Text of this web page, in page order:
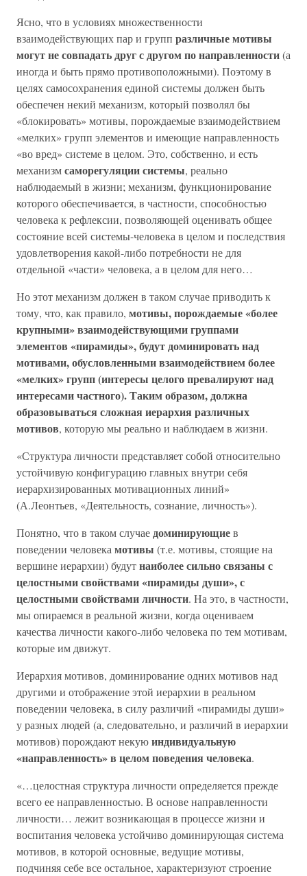
Ясно, что в условиях множественности
взаимодействующих пар и групп различные мотивы
могут не совпадать друг с другом по направленности(а
иногда и быть прямо противоположными). Поэтому в
целях самосохранения единой системы должен быть
обеспечен некий механизм, который позволял бы
«блокировать» мотивы, порождаемые взаимодействием
«мелких» групп элементов и имеющие направленность
«во вред» системе в целом. Это, собственно, и есть
механизмсаморегуляции системы, реально
наблюдаемый в жизни; механизм, функционирование
которого обеспечивается, в частности, способностью
человека к рефлексии, позволяющей оценивать общее
состояние всей системы-человека в целом и последствия
удовлетворения какой-либо потребности не для
отдельной «части» человека, а в целом для него…
Но этот механизм должен в таком случае приводить к
тому, что, как правило, мотивы, порождаемые «более
крупными» взаимодействующими группами
элементов «пирамиды», будут доминировать над
мотивами, обусловленными взаимодействием более
«мелких» групп (интересы целого превалируют над
интересами частного). Таким образом, должна
образовываться сложная иерархия различных
мотивов, которую мы реально и наблюдаем в жизни.
«Структура личности представляет собой относительно
устойчивую конфигурацию главных внутри себя
иерархизированных мотивационных линий»
(А.Леонтьев, «Деятельность, сознание, личность»).
Понятно, что в таком случаедоминирующиев
поведении человека мотивы (т.е. мотивы, стоящие на
вершине иерархии) будутнаиболее сильно связаны с
целостными свойствами «пирамиды души», с
целостными свойствами личности. На это, в частности,
мы опираемся в реальной жизни, когда оцениваем
качества личности какого-либо человека по тем мотивам,
которые им движут.
Иерархия мотивов, доминирование одних мотивов над
другими и отображение этой иерархии в реальном
поведении человека, в силу различий «пирамиды души»
у разных людей (а, следовательно, и различий в иерархии
мотивов) порождают некуюиндивидуальную
«направленность» в целом поведения человека.
«…целостная структура личности определяется прежде
всего ее направленностью. В основе направленности
личности… лежит возникающая в процессе жизни и
воспитания человека устойчиво доминирующая система
мотивов, в которой основные, ведущие мотивы,
подчиняя себе все остальное, характеризуют строение